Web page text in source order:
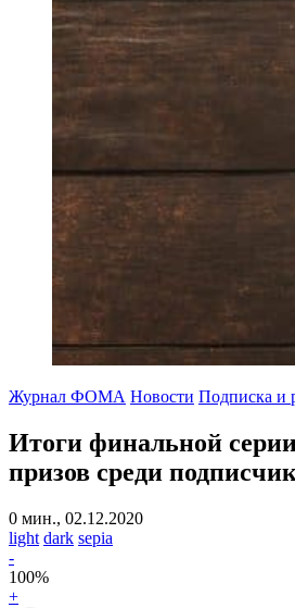
Журнал ФОМА Новости Подписка и
Итоги финальной
призов среди
0 мин., 02.12.2020
light dark sepia
-
100%
+